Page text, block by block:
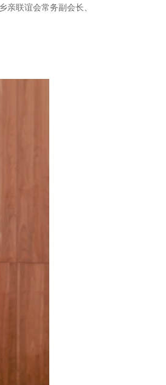
联谊会常务副会长、